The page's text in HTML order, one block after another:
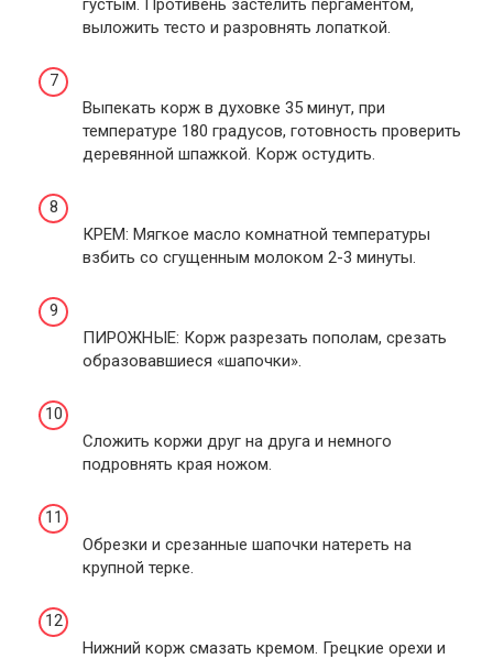
густым. Противень застелить пергаментом,
выложить тесто и разровнять лопаткой.
Выпекать корж в духовке 35 минут, при
температуре 180 градусов, готовность проверить
деревянной шпажкой. Корж остудить.
КРЕМ: Мягкое масло комнатной температуры
взбить со сгущенным молоком 2-3 минуты.
ПИРОЖНЫЕ: Корж разрезать пополам, срезать
образовавшиеся «шапочки».
Сложить коржи друг на друга и немного
подровнять края ножом.
Обрезки и срезанные шапочки натереть на
крупной терке.
Нижний корж смазать кремом. Грецкие орехи и